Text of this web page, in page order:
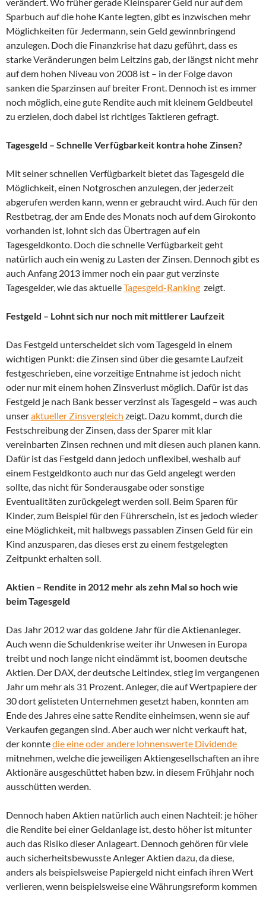
Sparbuch auf die hohe Kante legten, gibt es inzwischen mehr
Möglichkeiten für Jedermann, sein Geld gewinnbringend
anzulegen. Doch die Finanzkrise hat dazu geführt, dass es
starke Veränderungen beim Leitzins gab, der längst nicht mehr
auf dem hohen Niveau von 2008 ist – in der Folge davon
sanken die Sparzinsen auf breiter Front. Dennoch ist es immer
noch möglich, eine gute Rendite auch mit kleinem Geldbeutel
zu erzielen, doch dabei ist richtiges Taktieren gefragt.
Tagesgeld – Schnelle Verfügbarkeit kontra hohe Zinsen?
Mit seiner schnellen Verfügbarkeit bietet das Tagesgeld die
Möglichkeit, einen Notgroschen anzulegen, der jederzeit
abgerufen werden kann, wenn er gebraucht wird. Auch für den
Restbetrag, der am Ende des Monats noch auf dem Girokonto
vorhanden ist, lohnt sich das Übertragen auf ein
Tagesgeldkonto. Doch die schnelle Verfügbarkeit geht
natürlich auch ein wenig zu Lasten der Zinsen. Dennoch gibt es
auch Anfang 2013 immer noch ein paar gut verzinste
Tagesgelder, wie das aktuelleTagesgeld-Ranking zeigt.
Festgeld – Lohnt sich nur noch mit mittlerer Laufzeit
Das Festgeld unterscheidet sich vom Tagesgeld in einem
wichtigen Punkt: die Zinsen sind über die gesamte Laufzeit
festgeschrieben, eine vorzeitige Entnahme ist jedoch nicht
oder nur mit einem hohen Zinsverlust möglich. Dafür ist das
Festgeld je nach Bank besser verzinst als Tagesgeld – was auch
unseraktueller Zinsvergleich zeigt. Dazu kommt, durch die
Festschreibung der Zinsen, dass der Sparer mit klar
vereinbarten Zinsen rechnen und mit diesen auch planen kann.
Dafür ist das Festgeld dann jedoch unflexibel, weshalb auf
einem Festgeldkonto auch nur das Geld angelegt werden
sollte, das nicht für Sonderausgabe oder sonstige
Eventualitäten zurückgelegt werden soll. Beim Sparen für
Kinder, zum Beispiel für den Führerschein, ist es jedoch wieder
eine Möglichkeit, mit halbwegs passablen Zinsen Geld für ein
Kind anzusparen, das dieses erst zu einem festgelegten
Zeitpunkt erhalten soll.
Aktien – Rendite in 2012 mehr als zehn Mal so hoch wie
beim Tagesgeld
Das Jahr 2012 war das goldene Jahr für die Aktienanleger.
Auch wenn die Schuldenkrise weiter ihr Unwesen in Europa
treibt und noch lange nicht eindämmt ist, boomen deutsche
Aktien. Der DAX, der deutsche Leitindex, stieg im vergangenen
Jahr um mehr als 31 Prozent. Anleger, die auf Wertpapiere der
30 dort gelisteten Unternehmen gesetzt haben, konnten am
Ende des Jahres eine satte Rendite einheimsen, wenn sie auf
Verkaufen gegangen sind. Aber auch wer nicht verkauft hat,
der konntedie eine oder andere lohnenswerte Dividende
mitnehmen, welche die jeweiligen Aktiengesellschaften an ihre
Aktionäre ausgeschüttet haben bzw. in diesem Frühjahr noch
ausschütten werden.
Dennoch haben Aktien natürlich auch einen Nachteil: je höher
die Rendite bei einer Geldanlage ist, desto höher ist mitunter
auch das Risiko dieser Anlageart. Dennoch gehören für viele
auch sicherheitsbewusste Anleger Aktien dazu, da diese,
anders als beispielsweise Papiergeld nicht einfach ihren Wert
verlieren, wenn beispielsweise eine Währungsreform kommen